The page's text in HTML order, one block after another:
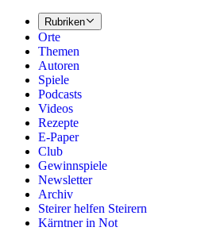
Rubriken
Orte
Themen
Autoren
Spiele
Podcasts
Videos
Rezepte
E-Paper
Club
Gewinnspiele
Newsletter
Archiv
Steirer helfen Steirern
Kärntner in Not